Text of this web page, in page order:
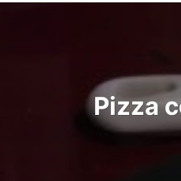
Pizza